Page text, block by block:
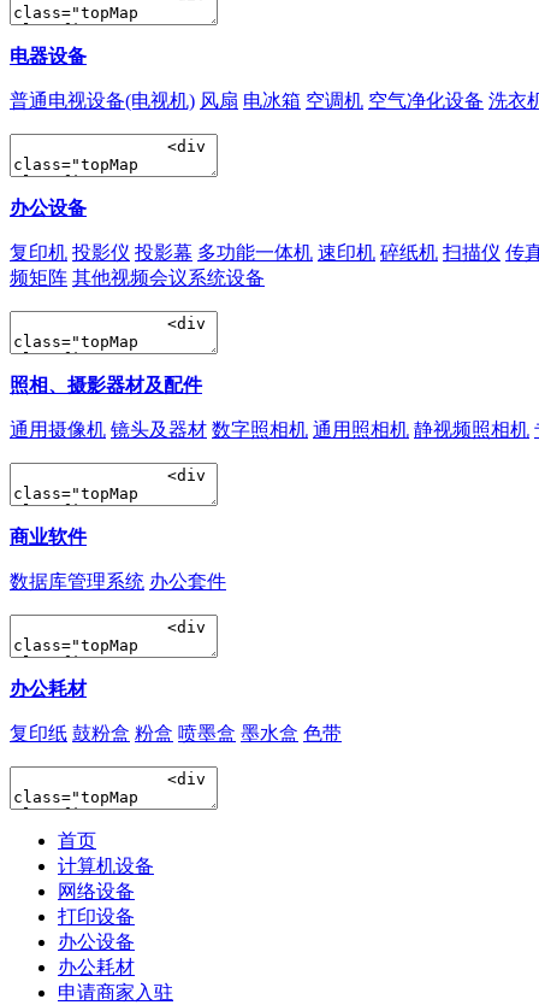
电器设备
普通电视设备(电视机) 风扇 电冰箱 空调机 空气净化设备 洗衣
办公设备
复印机 投影仪 投影幕 多功能一体机 速印机 碎纸机 扫描仪 传
频矩阵 其他视频会议系统设备
照相、摄影器材及配件
通用摄像机 镜头及器材 数字照相机 通用照相机 静视频照相机
商业软件
数据库管理系统 办公套件
办公耗材
复印纸 鼓粉盒 粉盒 喷墨盒 墨水盒 色带
首页
计算机设备
网络设备
打印设备
办公设备
办公耗材
申请商家入驻